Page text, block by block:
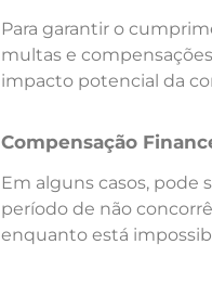
Para garantir o
multas e
impacto potencial da
Compensação
Em alguns casos, pode
período de não
enquanto está